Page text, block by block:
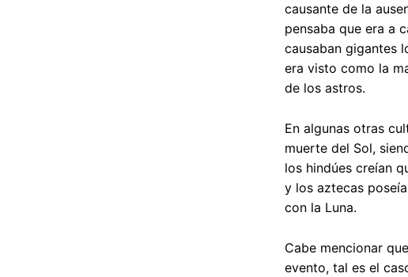
causante de la
pensaba que era a
causaban gigantes
era visto como la
de los astros.
En algunas otras
muerte del Sol,
los hindúes creían
y los aztecas
con la Luna.
Cabe mencionar
evento, tal es el